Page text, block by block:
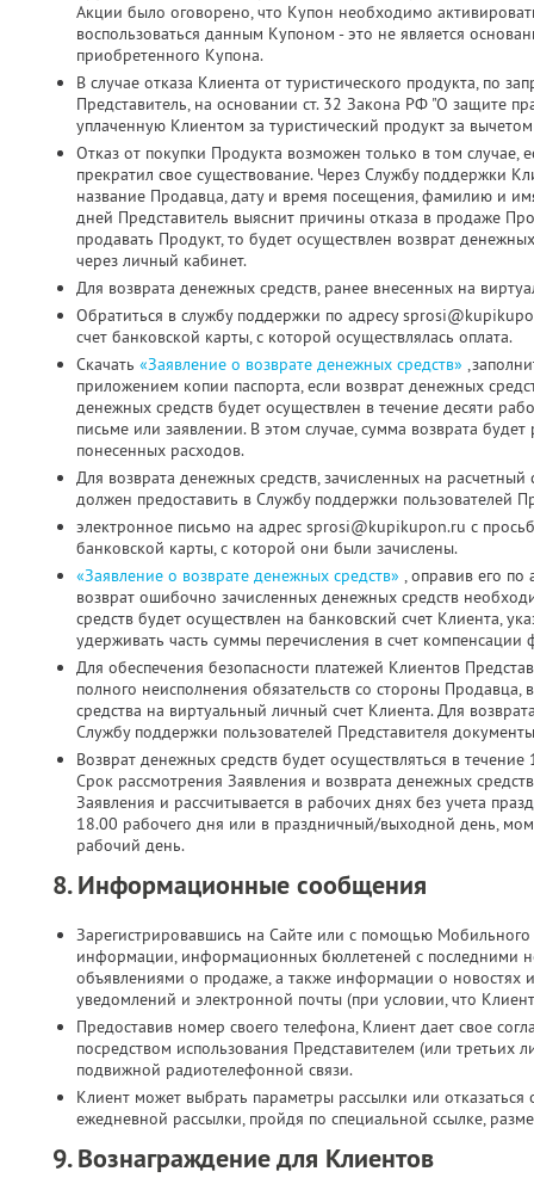
Акции было оговорено, что Купон необходимо
воспользоваться данным Купоном - это не является
приобретенного Купона.
В случае отказа Клиента от туристического продукта, по
Представитель, на основании ст. 32 Закона РФ "О защите
уплаченную Клиентом за туристический продукт за
Отказ от покупки Продукта возможен только в том
прекратил свое существование. Через Службу поддержки
название Продавца, дату и время посещения, фамилию и
дней Представитель выяснит причины отказа в продаже
продавать Продукт, то будет осуществлен возврат
через личный кабинет.
Для возврата денежных средств, ранее внесенных на
Обратиться в службу поддержки по адресу
счет банковской карты, с которой осуществлялась оплата.
Скачать «Заявление о возврате денежных средств»
приложением копии паспорта, если возврат денежных
денежных средств будет осуществлен в течение десяти
письме или заявлении. В этом случае, сумма возврата
понесенных расходов.
Для возврата денежных средств, зачисленных на
должен предоставить в Службу поддержки пользователей
электронное письмо на адрес sprosi@kupikupon.ru с
банковской карты, с которой они были зачислены.
«Заявление о возврате денежных средств» , оправив его
возврат ошибочно зачисленных денежных средств
средств будет осуществлен на банковский счет Клиента,
удерживать часть суммы перечисления в счет компенсации
Для обеспечения безопасности платежей Клиентов
полного неисполнения обязательств со стороны
средства на виртуальный личный счет Клиента. Для
Службу поддержки пользователей Представителя
Возврат денежных средств будет осуществляться в
Срок рассмотрения Заявления и возврата денежных
Заявления и рассчитывается в рабочих днях без учета
18.00 рабочего дня или в праздничный/выходной день,
рабочий день.
8. Информационные сообщения
Зарегистрировавшись на Сайте или с помощью
информации, информационных бюллетеней с последними
объявлениями о продаже, а также информации о новостях
уведомлений и электронной почты (при условии, что
Предоставив номер своего телефона, Клиент дает свое
посредством использования Представителем (или
подвижной радиотелефонной связи.​
Клиент может выбрать параметры рассылки или
ежедневной рассылки, пройдя по специальной ссылке,
9. Вознаграждение для Клиентов